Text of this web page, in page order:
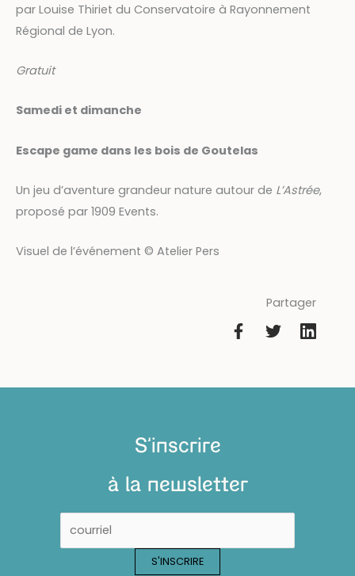
par Louise Thiriet du Conservatoire à Rayonnement
Régional de Lyon.
Gratuit
Samedi et dimanche
Escape game dans les bois de Goutelas
Un jeu d’aventure grandeur nature autour de L’Astrée,
proposé par 1909 Events.
Visuel de l’événement © Atelier Pers
Partager
S'inscrire
à la newsletter